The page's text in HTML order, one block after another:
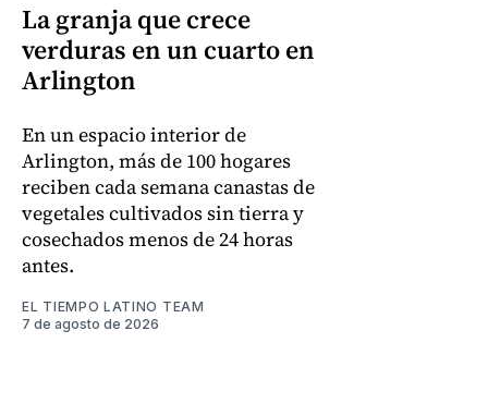
La granja que crece
verduras en un cuarto en
Arlington
En un espacio interior de
Arlington, más de 100 hogares
reciben cada semana canastas de
vegetales cultivados sin tierra y
cosechados menos de 24 horas
antes.
EL TIEMPO LATINO TEAM
7 de agosto de 2026